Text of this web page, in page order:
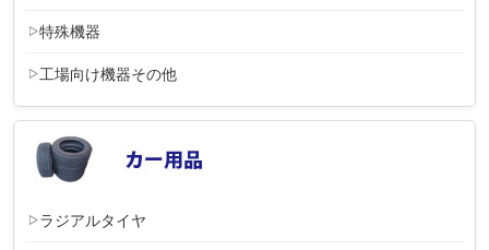
特殊機器
工場向け機器その他
ラジアルタイヤ